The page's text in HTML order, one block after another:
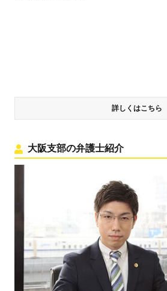
詳しくはこちら
大阪支部の弁護士紹介